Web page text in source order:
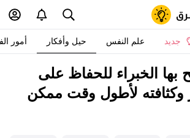
جديد علم النفس حيل وأفكار أمور
بها الخبراء للحفاظ على
وكثافته لأطول وقت ممكن